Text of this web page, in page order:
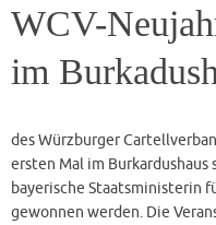
WCV-
im
des Würzburger
ersten Mal im
bayerische Staatsministerin
gewonnen werden. Die